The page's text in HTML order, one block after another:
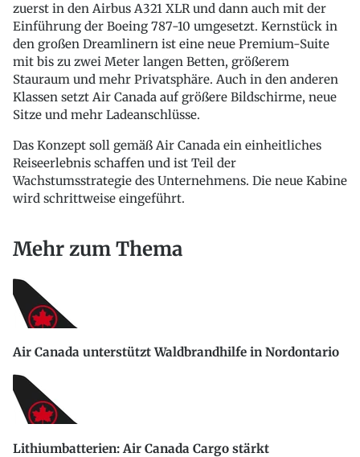
zuerst in den Airbus A321 XLR und dann auch mit der
Einführung der Boeing 787-10 umgesetzt. Kernstück in
den großen Dreamlinern ist eine neue Premium-Suite
mit bis zu zwei Meter langen Betten, größerem
Stauraum und mehr Privatsphäre. Auch in den anderen
Klassen setzt Air Canada auf größere Bildschirme, neue
Sitze und mehr Ladeanschlüsse.
Das Konzept soll gemäß Air Canada ein einheitliches
Reiseerlebnis schaffen und ist Teil der
Wachstumsstrategie des Unternehmens. Die neue Kabine
wird schrittweise eingeführt.
Mehr zum Thema
Air Canada unterstützt Waldbrandhilfe in Nordontario
Lithiumbatterien: Air Canada Cargo stärkt